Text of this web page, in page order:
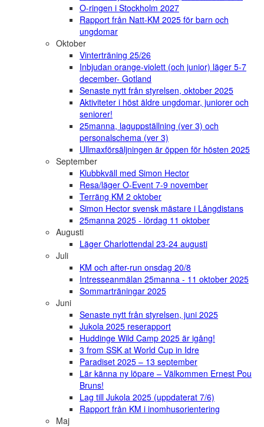
O-ringen i Stockholm 2027
Rapport från Natt-KM 2025 för barn och
ungdomar
Oktober
Vinterträning 25/26
Inbjudan orange-violett (och junior) läger 5-7
december- Gotland
Senaste nytt från styrelsen, oktober 2025
Aktiviteter i höst äldre ungdomar, juniorer och
seniorer!
25manna, laguppställning (ver 3) och
personalschema (ver 3)
Ullmaxförsäljningen är öppen för hösten 2025
September
Klubbkväll med Simon Hector
Resa/läger O-Event 7-9 november
Terräng KM 2 oktober
Simon Hector svensk mästare i Långdistans
25manna 2025 - lördag 11 oktober
Augusti
Läger Charlottendal 23-24 augusti
Juli
KM och after-run onsdag 20/8
Intresseanmälan 25manna - 11 oktober 2025
Sommarträningar 2025
Juni
Senaste nytt från styrelsen, juni 2025
Jukola 2025 reserapport
Huddinge Wild Camp 2025 är igång!
3 from SSK at World Cup in Idre
Paradiset 2025 – 13 september
Lär känna ny löpare – Välkommen Ernest Pou
Bruns!
Lag till Jukola 2025 (uppdaterat 7/6)
Rapport från KM i inomhusorientering
Maj